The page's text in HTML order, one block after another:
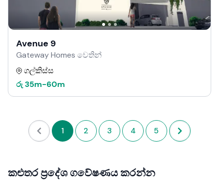
Avenue 9
Gateway Homes වෙතින්
ගල්කිස්ස
රු 35m-60m
1 2 3 4 5
කළුතර ප්‍රදේශ ගවේෂණය කරන්න